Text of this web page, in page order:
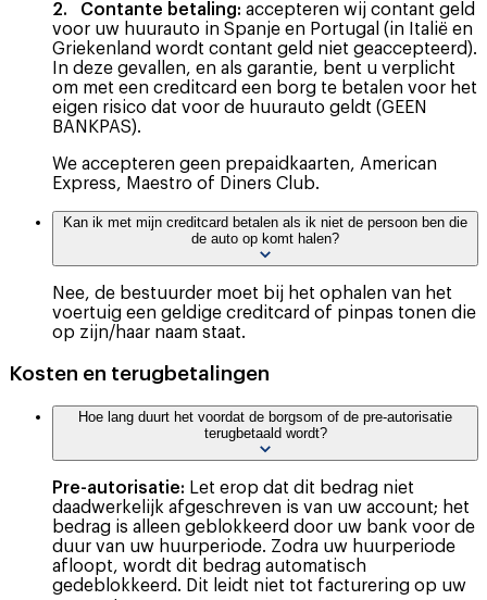
2. Contante betaling: accepteren wij contant geld
voor uw huurauto in Spanje en Portugal (in Italië en
Griekenland wordt contant geld niet geaccepteerd).
In deze gevallen, en als garantie, bent u verplicht
om met een creditcard een borg te betalen voor het
eigen risico dat voor de huurauto geldt (GEEN
BANKPAS).
We accepteren geen prepaidkaarten, American
Express, Maestro of Diners Club.
Kan ik met mijn creditcard betalen als ik niet de persoon ben die
de auto op komt halen?
Nee, de bestuurder moet bij het ophalen van het
voertuig een geldige creditcard of pinpas tonen die
op zijn/haar naam staat.
Kosten en terugbetalingen
Hoe lang duurt het voordat de borgsom of de pre-autorisatie
terugbetaald wordt?
Pre-autorisatie: Let erop dat dit bedrag niet
daadwerkelijk afgeschreven is van uw account; het
bedrag is alleen geblokkeerd door uw bank voor de
duur van uw huurperiode. Zodra uw huurperiode
afloopt, wordt dit bedrag automatisch
gedeblokkeerd. Dit leidt niet tot facturering op uw